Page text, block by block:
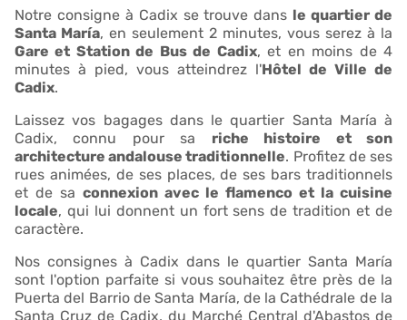
Notre consigne à Cadix se trouve dans le quartier de
Santa María, en seulement 2 minutes, vous serez à la
Gare et Station de Bus de Cadix, et en moins de 4
minutes à pied, vous atteindrez l'Hôtel de Ville de
Cadix.
Laissez vos bagages dans le quartier Santa María à
Cadix, connu pour sa riche histoire et son
architecture andalouse traditionnelle. Profitez de ses
rues animées, de ses places, de ses bars traditionnels
et de sa connexion avec le flamenco et la cuisine
locale, qui lui donnent un fort sens de tradition et de
caractère.
Nos consignes à Cadix dans le quartier Santa María
sont l'option parfaite si vous souhaitez être près de la
Puerta del Barrio de Santa María, de la Cathédrale de la
Santa Cruz de Cadix, du Marché Central d'Abastos de